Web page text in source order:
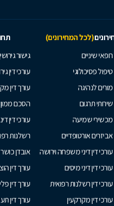
(לכל המחירונים)
שיניים
פסיכולוגי
מורים לנהיגה
שירותי תרגום
מכשירי שמיעה
אביזרים אורטופדיים
עורכי דין דיני משפחה וירושה
דין דיני מיסים
עורכי דין רשלנות רפואית
עורכי דין מקרקעין
גישור
עורכי דין
עורך דין
הסכם ממון
עורכי דין
רשלנות
אובדן
עורך דין
עורך דין
עורך דין